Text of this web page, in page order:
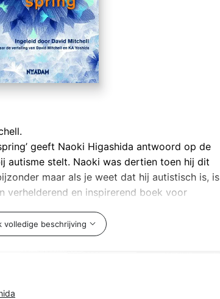
geeft Naoki Higashida antwoord op de
autisme stelt. Naoki was dertien toen hij dit
maar als je weet dat hij autistisch is, is
verhelderend en inspirerend boek voor
volledige beschrijving